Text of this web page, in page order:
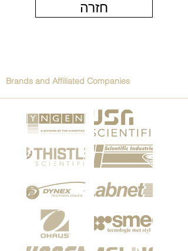
חזרה
Brands and Affiliated Companies